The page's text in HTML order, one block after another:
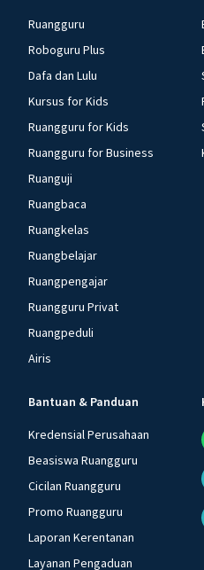
Ruangguru
Roboguru Plus
Dafa dan Lulu
Kursus for Kids
Ruangguru for Kids
Ruangguru for Business
Ruanguji
Ruangbaca
Ruangkelas
Ruangbelajar
Ruangpengajar
Ruangguru Privat
Ruangpeduli
Airis
Bantuan & Panduan
Kredensial Perusahaan
Beasiswa Ruangguru
Cicilan Ruangguru
Promo Ruangguru
Laporan Kerentanan
Layanan Pengaduan